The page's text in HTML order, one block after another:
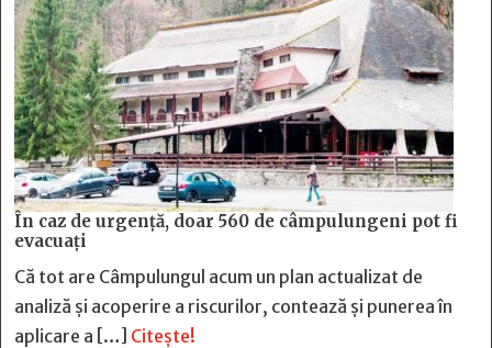
În caz de urgență, doar 560 de câmpulungeni pot fi
evacuați
Că tot are Câmpulungul acum un plan actualizat de
analiză și acoperire a riscurilor, contează și punerea în
aplicare a […] Citește!